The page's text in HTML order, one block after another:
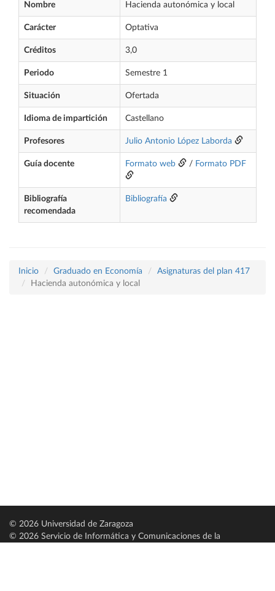
Nombre Hacienda autonómica y local
Carácter Optativa
Créditos 3,0
Periodo Semestre 1
Situación Ofertada
Idioma de impartición Castellano
Profesores Julio Antonio López Laborda
Guía docente Formato web / Formato PDF
Bibliografía
recomendada
Bibliografía
Inicio Graduado en Economía
Asignaturas del plan 417
Hacienda autonómica y local
© 2026 Universidad de Zaragoza
© 2026 Servicio de Informática y Comunicaciones de la